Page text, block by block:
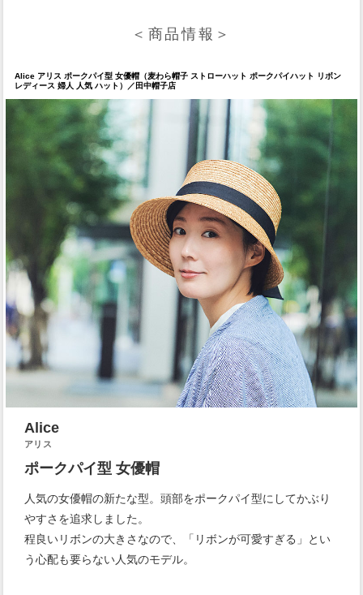
＜商品情報＞
Alice アリス ポークパイ型 女優帽（麦わら帽子 ストローハット ポークパイハット リボン
レディース 婦人 人気 ハット）／田中帽子店
Alice
アリス
ポークパイ型 女優帽
人気の女優帽の新たな型。頭部をポークパイ型にしてかぶり
やすさを追求しました。
程良いリボンの大きさなので、「リボンが可愛すぎる」とい
う心配も要らない人気のモデル。